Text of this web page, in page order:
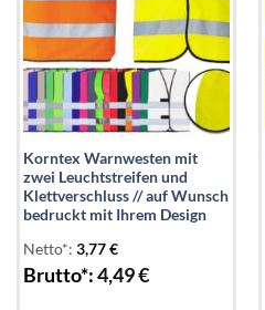
Korntex Warnwesten mit
zwei Leuchtstreifen und
Klettverschluss // auf Wunsch
bedruckt mit Ihrem Design
Netto*: 3,77€
Brutto*:4,49€